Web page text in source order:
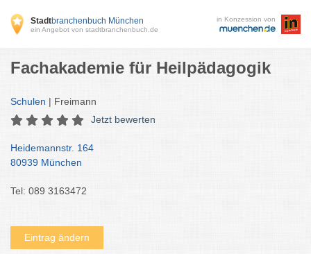
Stadtbranchenbuch München
ein Angebot von stadtbranchenbuch.de
in Konzession von
Fachakademie für Heilpädagogik
Schulen | Freimann
Jetzt bewerten
Heidemannstr. 164
80939 München
Tel: 089 3163472
Eintrag ändern